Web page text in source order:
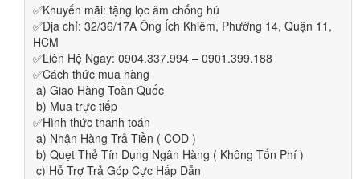
✅Khuyến mãi: tặng lọc âm chống hú
✅Địa chỉ: 32/36/17A Ông Ích Khiêm, Phường 14, Quận 11,
HCM
✅Liên Hệ Ngay: 0904.337.994 – 0901.399.188
✅Cách thức mua hàng
a) Giao Hàng Toàn Quốc
b) Mua trực tiếp
✅Hình thức thanh toán
a) Nhận Hàng Trả Tiền ( COD )
b) Quẹt Thẻ Tín Dụng Ngân Hàng ( Không Tốn Phí )
c) Hỗ Trợ Trả Góp Cực Hấp Dẫn